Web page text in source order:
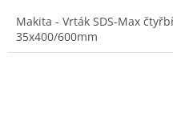
Makita - Vrták SDS-Max
35x400/600mm